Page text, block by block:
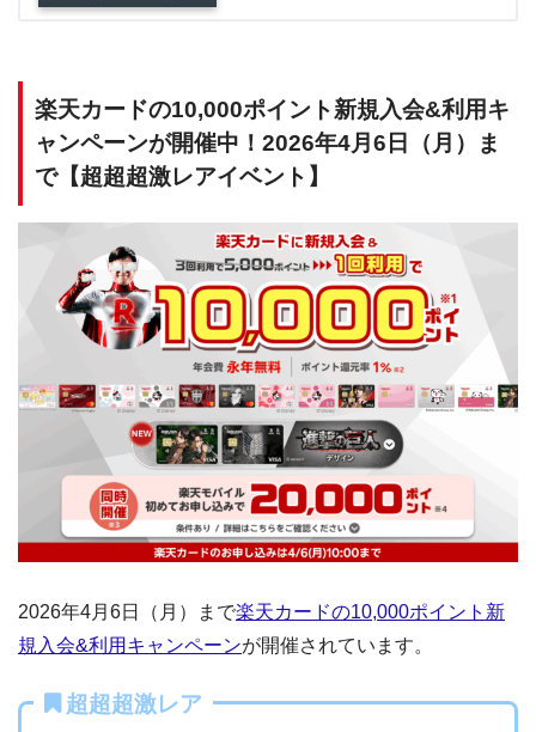
楽天カードの10,000ポイント新規入会&利用キ
ャンペーンが開催中！2026年4月6日（月）ま
で【超超超激レアイベント】
2026年4月6日（月）まで楽天カードの10,000ポイント新
規入会&利用キャンペーンが開催されています。
超超超激レア